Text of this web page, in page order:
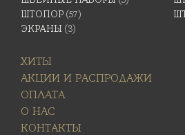
ШТОПОР (57)
ЭКРАНЫ (3)
ХИТЫ
АКЦИИ И РАСПРОДАЖИ
ОПЛАТА
О НАС
КОНТАКТЫ